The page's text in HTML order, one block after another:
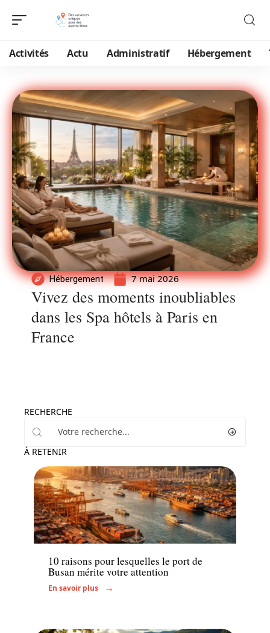
Activités Actu Administratif Hébergement
Hébergement 7 mai 2026
Vivez des moments inoubliables
dans les Spa hôtels à Paris en
France
RECHERCHE
À RETENIR
Voyage
10 raisons pour lesquelles le port de
Busan mérite votre attention
En savoir plus